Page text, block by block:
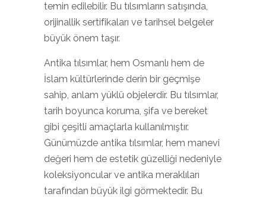
temin edilebilir. Bu tılsımların satışında,
orijinallik sertifikaları ve tarihsel belgeler
büyük önem taşır.
Antika tılsımlar, hem Osmanlı hem de
İslam kültürlerinde derin bir geçmişe
sahip, anlam yüklü objelerdir. Bu tılsımlar,
tarih boyunca koruma, şifa ve bereket
gibi çeşitli amaçlarla kullanılmıştır.
Günümüzde antika tılsımlar, hem manevi
değeri hem de estetik güzelliği nedeniyle
koleksiyoncular ve antika meraklıları
tarafından büyük ilgi görmektedir. Bu